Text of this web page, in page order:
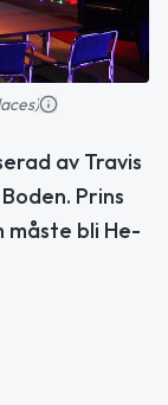
av Travis
Prins
bli He-